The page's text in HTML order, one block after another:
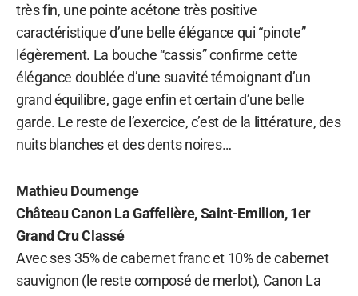
très fin, une pointe acétone très positive
caractéristique d’une belle élégance qui “pinote”
légèrement. La bouche “cassis” confirme cette
élégance doublée d’une suavité témoignant d’un
grand équilibre, gage enfin et certain d’une belle
garde. Le reste de l’exercice, c’est de la littérature, des
nuits blanches et des dents noires…
Mathieu Doumenge
Château Canon La Gaffelière, Saint-Emilion, 1er
Grand Cru Classé
Avec ses 35% de cabernet franc et 10% de cabernet
sauvignon (le reste composé de merlot), Canon La